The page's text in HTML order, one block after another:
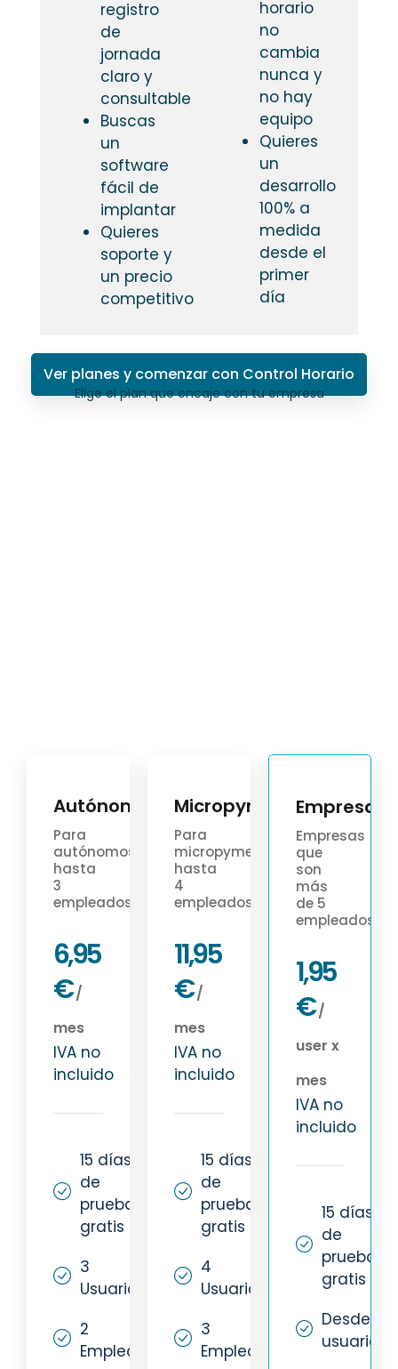
registro
de
jornada
claro y
consultable
Buscas
un
software
fácil de
implantar
Quieres
soporte y
un precio
competitivo
horario
no
cambia
nunca y
no hay
equipo
Quieres
un
desarrollo
100% a
medida
desde el
primer
día
Ver planes y comenzar con Control Horario
Elige el plan que encaje con tu empresa
Autónomos
Para
autónomos
hasta
3
empleados
6,95
€ /
mes
IVA no
incluido
15 días
de
prueba
gratis
3
Usuarios
2
Empleados
Micropyme
Para
micropymes
hasta
4
empleados
11,95
€ /
mes
IVA no
incluido
15 días
de
prueba
gratis
4
Usuarios
3
Empleados
Empresas
Empresas
que
son
más
de 5
empleados
1,95
€ /
user x
mes
IVA no
incluido
15 días
de
prueba
gratis
Desde 5
usuarios